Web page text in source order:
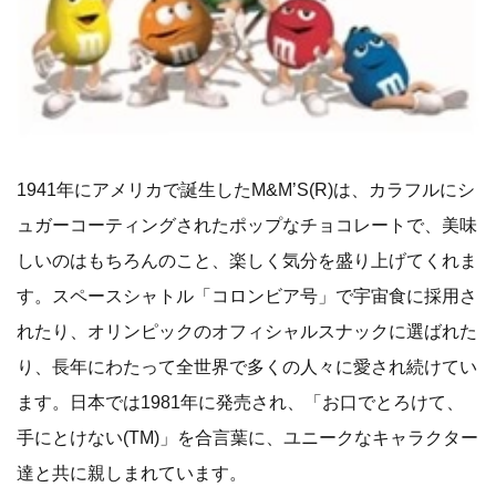
1941年にアメリカで誕生したM&M’S(R)は、カラフルにシ
ュガーコーティングされたポップなチョコレートで、美味
しいのはもちろんのこと、楽しく気分を盛り上げてくれま
す。スペースシャトル「コロンビア号」で宇宙食に採用さ
れたり、オリンピックのオフィシャルスナックに選ばれた
り、長年にわたって全世界で多くの人々に愛され続けてい
ます。日本では1981年に発売され、「お口でとろけて、
手にとけない(TM)」を合言葉に、ユニークなキャラクター
達と共に親しまれています。